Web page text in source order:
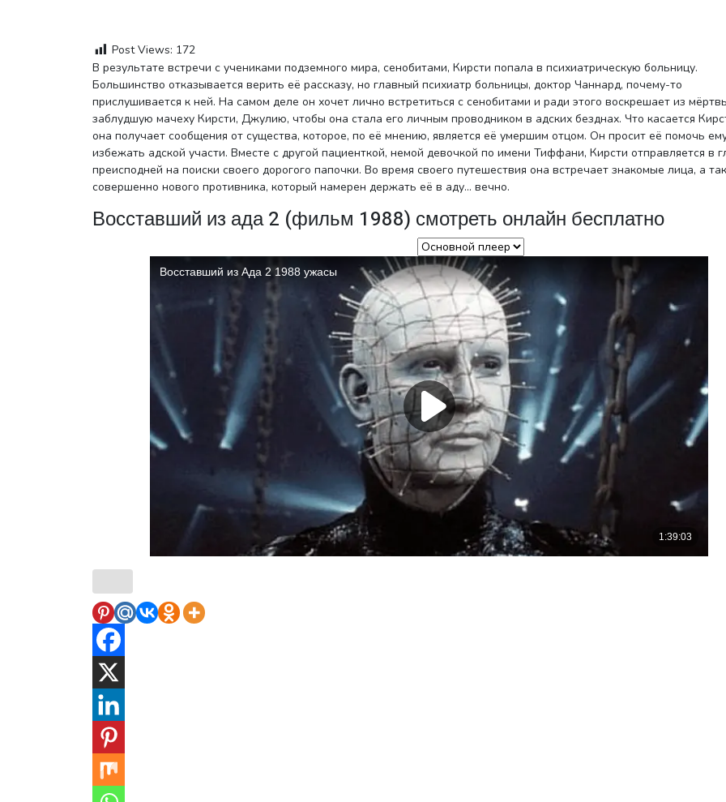
Post Views: 172
В результате встречи с учениками подземного мира, сенобитами, Кирсти попала в психиатрическую больницу.
Большинство отказывается верить её рассказу, но главный психиатр больницы, доктор Чаннард, почему-то
прислушивается к ней. На самом деле он хочет лично встретиться с сенобитами и ради этого воскрешает из
заблудшую мачеху Кирсти, Джулию, чтобы она стала его личным проводником в адских безднах. Что касается
она получает сообщения от существа, которое, по её мнению, является её умершим отцом. Он просит её помочь
избежать адской участи. Вместе с другой пациенткой, немой девочкой по имени Тиффани, Кирсти отправляется в
преисподней на поиски своего дорогого папочки. Во время своего путешествия она встречает знакомые лица, а
совершенно нового противника, который намерен держать её в аду… вечно.
Восставший из ада 2 (фильм 1988) смотреть онлайн бесплатно